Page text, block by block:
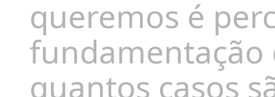
queremos é
fundamentação